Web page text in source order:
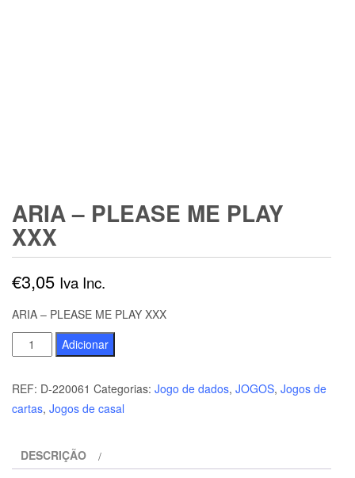
ARIA – PLEASE ME PLAY
XXX
€3,05 Iva Inc.
ARIA – PLEASE ME PLAY XXX
Quantidade
de
ARIA
PLAY
Adicionar
REF: D-220061 Categorias: Jogo de dados, JOGOS, Jogos de
cartas, Jogos de casal
DESCRIÇÃO